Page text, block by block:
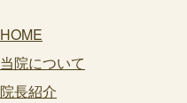
HOME
当院について
院長紹介